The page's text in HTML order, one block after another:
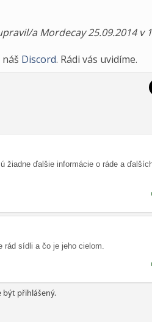
a Mordecay 25.09.2014 v
Discord. Rádi vás uvidíme.
žiadne ďalšie informácie o ráde a
rád sídli a čo je jeho cielom.
být přihlášený.